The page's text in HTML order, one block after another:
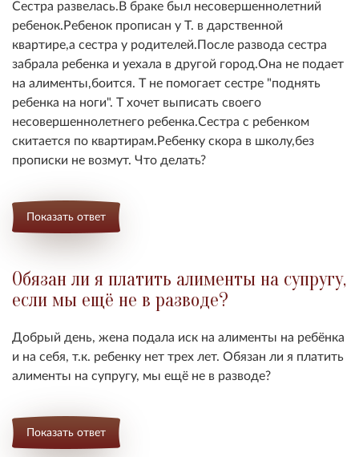
Сестра развелась.В браке был несовершеннолетний
ребенок.Ребенок прописан у Т. в дарственной
квартире,а сестра у родителей.После развода сестра
забрала ребенка и уехала в другой город.Она не подает
на алименты,боится. Т не помогает сестре "поднять
ребенка на ноги". Т хочет выписать своего
несовершеннолетнего ребенка.Сестра с ребенком
скитается по квартирам.Ребенку скора в школу,без
прописки не возмут. Что делать?
Показать ответ
Обязан ли я платить алименты на супругу,
если мы ещё не в разводе?
Добрый день, жена подала иск на алименты на ребёнка
и на себя, т.к. ребенку нет трех лет. Обязан ли я платить
алименты на супругу, мы ещё не в разводе?
Показать ответ